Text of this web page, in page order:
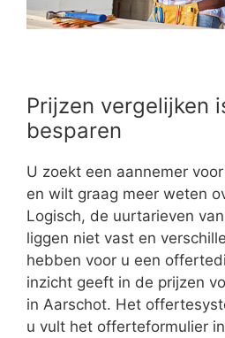
Prijzen vergelijken
besparen
U zoekt een aannemer
en wilt graag meer weten
Logisch, de uurtarieven
liggen niet vast en
hebben voor u een
inzicht geeft in de prijzen
in Aarschot. Het
u vult het offerteformulier